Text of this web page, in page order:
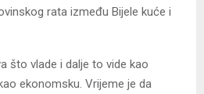
rata između Bijele kuće i
što vlade i dalje to vide kao
ekonomsku. Vrijeme je da